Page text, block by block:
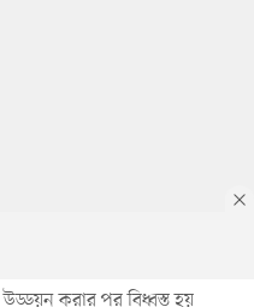
উড্ডয়ন করার পর বিধ্বস্ত হয়